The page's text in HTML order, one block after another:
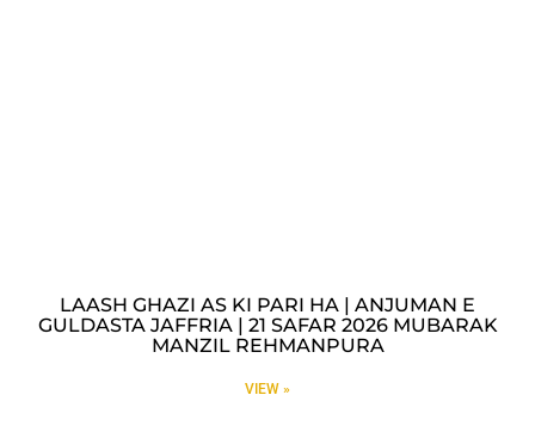
LAASH GHAZI AS KI PARI HA | ANJUMAN E
GULDASTA JAFFRIA | 21 SAFAR 2026 MUBARAK
MANZIL REHMANPURA
VIEW »